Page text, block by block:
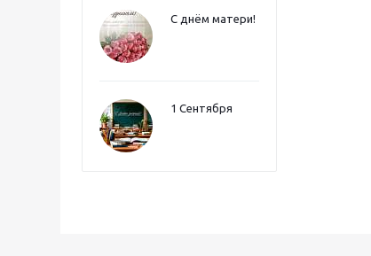
С днём матери!
1 Сентября